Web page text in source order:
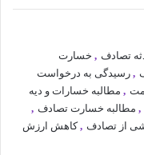
تصادف , خسارت
, رسیدگی به درخواست
, مطالبه خسارات و دیه
, مطالبه خسارت تصادف ,
از تصادف ,کاهش ارزش